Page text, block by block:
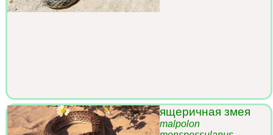
ящеричная змея
malpolon